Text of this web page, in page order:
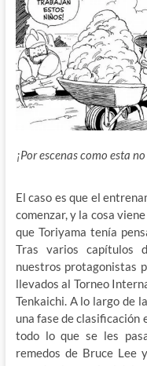
¡Por escenas como esta
El caso es que el
comenzar, y la cosa
que Toriyama tenía
Tras varios capítulos
nuestros protagonistas
llevados al Torneo
Tenkaichi. A lo largo de
una fase de clasificación
todo lo que se les
remedos de Bruce Lee